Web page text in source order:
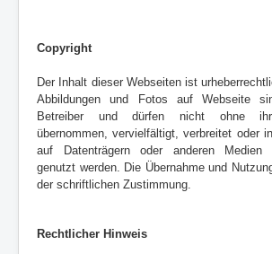
Copyright
Der Inhalt dieser Webseiten ist
Abbildungen und Fotos auf Webseite
Betreiber und dürfen nicht ohne
übernommen, vervielfältigt, verbreitet oder
auf Datenträgern oder anderen Medien
genutzt werden. Die Übernahme und
der schriftlichen Zustimmung.
Rechtlicher Hinweis